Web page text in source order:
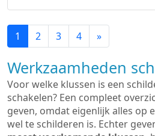
1 2 3 4 »
Werkzaamheden
Voor welke klussen is een
schakelen? Een compleet
geven, omdat eigenlijk alles op
wel te schilderen is. Echter